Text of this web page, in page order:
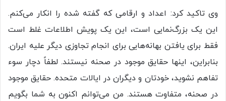
وی تاکید کرد: اعداد و ارقامی که گفته شده را انکار می‌کنم.
این یک بزرگ‌نمایی است، این یک پویش اطلاعات غلط است
فقط برای یافتن بهانه‌هایی برای انجام تجاوزی دیگر علیه ایران.
بنابراین، اینها حقایق موجود در صحنه نیستند. لطفاً دچار سوء
تفاهم نشوید، خودتان و دیگران در ایالات متحده. حقایق موجود
در صحنه، متفاوت هستند. من می‌توانم اکنون به شما بگویم